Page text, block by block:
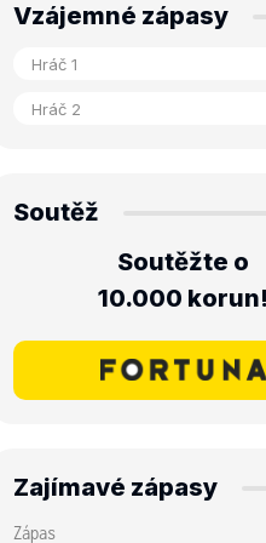
Vzájemné zápasy
Soutěž
Soutěžte o
10.000 korun!
Zajímavé zápasy
Zápas